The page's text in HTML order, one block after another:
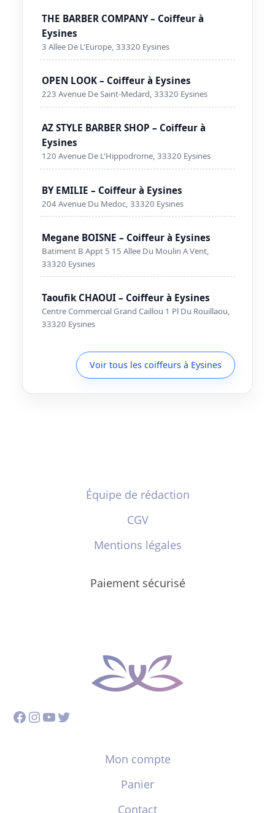
THE BARBER COMPANY – Coiffeur à
Eysines
3 Allee De L'Europe, 33320 Eysines
OPEN LOOK – Coiffeur à Eysines
223 Avenue De Saint-Medard, 33320 Eysines
AZ STYLE BARBER SHOP – Coiffeur à
Eysines
120 Avenue De L'Hippodrome, 33320 Eysines
BY EMILIE – Coiffeur à Eysines
204 Avenue Du Medoc, 33320 Eysines
Megane BOISNE – Coiffeur à Eysines
Batiment B Appt 5 15 Allee Du Moulin A Vent,
33320 Eysines
Taoufik CHAOUI – Coiffeur à Eysines
Centre Commercial Grand Caillou 1 Pl Du Rouillaou,
33320 Eysines
Voir tous les coiffeurs à Eysines
Équipe de rédaction
CGV
Mentions légales
Paiement sécurisé
Facebook
Instagram
YouTube
Twitter
Mon compte
Panier
Contact